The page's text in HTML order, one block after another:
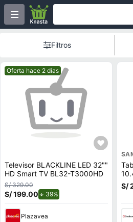
Filtros
Mejor precio.
Oferta hace 2 días
Televisor BLACKLINE LED 32""
HD Smart TV BL32-T3000HD
S/ 329.00
S/ 199.00 39%
Plazavea
S/